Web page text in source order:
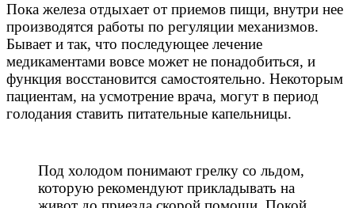
Пока железа отдыхает от приемов пищи, внутри нее
производятся работы по регуляции механизмов.
Бывает и так, что последующее лечение
медикаментами вовсе может не понадобиться, и
функция восстановится самостоятельно. Некоторым
пациентам, на усмотрение врача, могут в период
голодания ставить питательные капельницы.
Под холодом понимают грелку со льдом,
которую рекомендуют прикладывать на